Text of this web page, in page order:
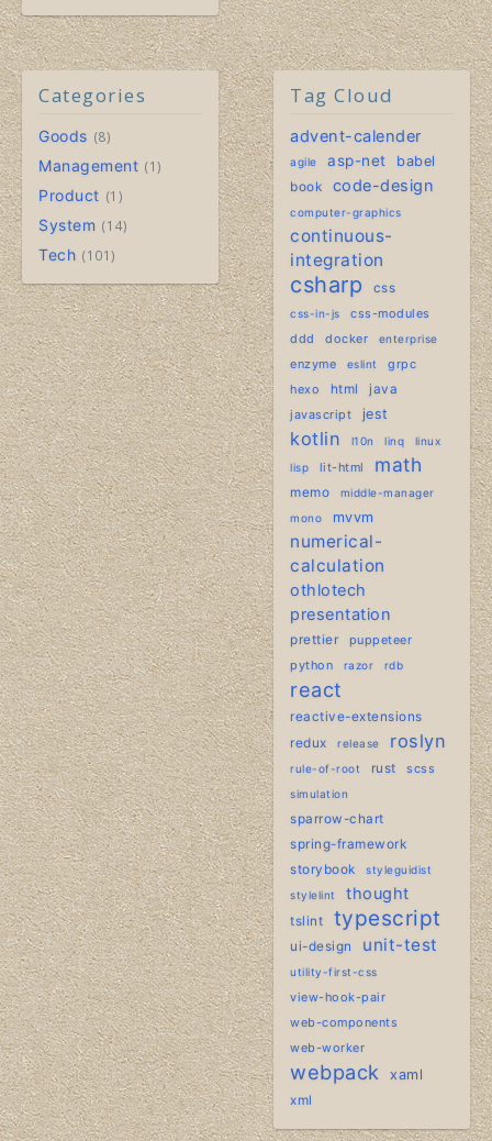
Categories
Goods 8
Management 1
Product 1
System 14
Tech 101
Tag Cloud
advent-calender
agile asp-net babel
book code-design
computer-graphics
continuous-
integration
csharp css
css-in-js
css-modules
ddd
docker enterprise
enzyme eslint
grpc
hexo
html
java
javascript
jest
kotlin l10n linq
linux
lisp
lit-html math
memo
middle-manager
mono
mvvm
numerical-
calculation
othlotech
presentation
prettier
puppeteer
python
razor rdb
react
reactive-extensions
redux
release roslyn
rule-of-root rust scss
simulation
sparrow-chart
spring-framework
storybook
styleguidist
stylelint
thought
tslint typescript
ui-design unit-test
utility-first-css
view-hook-pair
web-components
web-worker
webpack xaml
xml